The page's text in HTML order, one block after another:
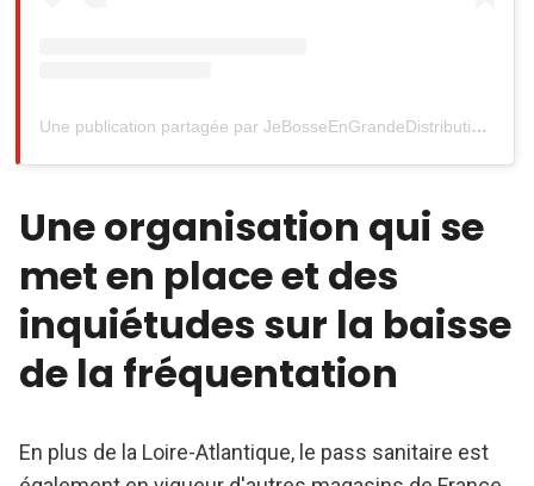
Une publication partagée par JeBosseEnGrandeDistribution (@jebosseengrandedistribution)
Une organisation qui se
met en place et des
inquiétudes sur la baisse
de la fréquentation
En plus de la Loire-Atlantique, le pass sanitaire est